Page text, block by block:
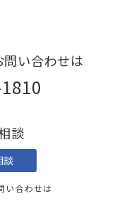
い合わせは
談
談
い合わせは